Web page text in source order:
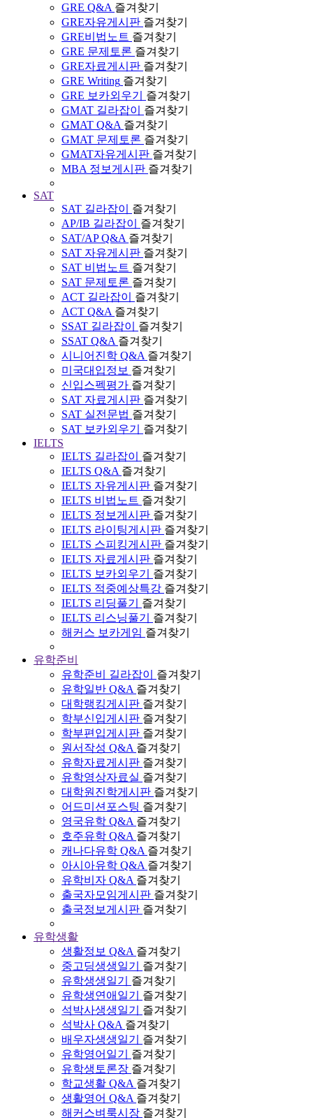
GRE Q&A 즐겨찾기
GRE자유게시판 즐겨찾기
GRE비법노트 즐겨찾기
GRE 문제토론 즐겨찾기
GRE자료게시판 즐겨찾기
GRE Writing 즐겨찾기
GRE 보카외우기
즐겨찾기
GMAT 길라잡이
즐겨찾기
GMAT Q&A 즐겨찾기
GMAT 문제토론 즐겨찾기
GMAT자유게시판 즐겨찾기
MBA 정보게시판 즐겨찾기
SAT
SAT 길라잡이
즐겨찾기
AP/IB 길라잡이
즐겨찾기
SAT/AP Q&A 즐겨찾기
SAT 자유게시판 즐겨찾기
SAT 비법노트 즐겨찾기
SAT 문제토론 즐겨찾기
ACT 길라잡이
즐겨찾기
ACT Q&A 즐겨찾기
SSAT 길라잡이
즐겨찾기
SSAT Q&A 즐겨찾기
시니어진학 Q&A 즐겨찾기
미국대입정보 즐겨찾기
신입스펙평가 즐겨찾기
SAT 자료게시판 즐겨찾기
SAT 실전문법 즐겨찾기
SAT 보카외우기
즐겨찾기
IELTS
IELTS 길라잡이
즐겨찾기
IELTS Q&A 즐겨찾기
IELTS 자유게시판 즐겨찾기
IELTS 비법노트 즐겨찾기
IELTS 정보게시판 즐겨찾기
IELTS 라이팅게시판 즐겨찾기
IELTS 스피킹게시판 즐겨찾기
IELTS 자료게시판 즐겨찾기
IELTS 보카외우기
즐겨찾기
IELTS 적중예상특강 즐겨찾기
IELTS 리딩풀기
즐겨찾기
IELTS 리스닝풀기
즐겨찾기
해커스 보카게임 즐겨찾기
유학준비
유학준비 길라잡이
즐겨찾기
유학일반 Q&A 즐겨찾기
대학랭킹게시판 즐겨찾기
학부신입게시판 즐겨찾기
학부편입게시판 즐겨찾기
원서작성 Q&A 즐겨찾기
유학자료게시판 즐겨찾기
유학영상자료실 즐겨찾기
대학원진학게시판 즐겨찾기
어드미션포스팅 즐겨찾기
영국유학 Q&A 즐겨찾기
호주유학 Q&A 즐겨찾기
캐나다유학 Q&A 즐겨찾기
아시아유학 Q&A 즐겨찾기
유학비자 Q&A 즐겨찾기
출국자모임게시판 즐겨찾기
출국정보게시판 즐겨찾기
유학생활
생활정보 Q&A 즐겨찾기
중고딩생생일기
즐겨찾기
유학생생일기
즐겨찾기
유학생연애일기
즐겨찾기
석박사생생일기
즐겨찾기
석박사 Q&A 즐겨찾기
배우자생생일기
즐겨찾기
유학영어일기
즐겨찾기
유학생토론장 즐겨찾기
학교생활 Q&A 즐겨찾기
생활영어 Q&A 즐겨찾기
해커스벼룩시장 즐겨찾기